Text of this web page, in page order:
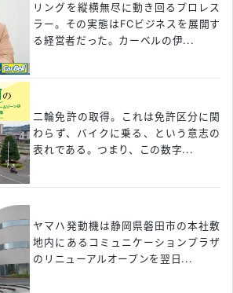
リングを縦横無尽に動き回るプロレス
ラー。その実態はFCビジネスを展開す
る経営者だった。カーベルの伊...
二輪免許の取得。これは免許区分に関
わらず、バイクに乗る、という意志の
表れである。つまり、この数字...
ヤマハ発動機は静岡県磐田市の本社敷
地内にあるコミュニケーションプラザ
のリニューアルオープンを翌日...